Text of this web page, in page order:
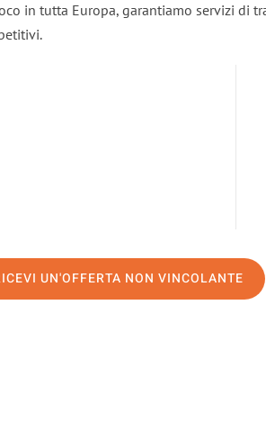
in tutta Europa, garantiamo servizi di
UN'OFFERTA NON VINCOLANTE